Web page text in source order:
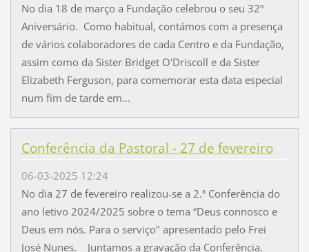
No dia 18 de março a Fundação celebrou o seu 32º
Aniversário. Como habitual, contámos com a presença
de vários colaboradores de cada Centro e da Fundação,
assim como da Sister Bridget O'Driscoll e da Sister
Elizabeth Ferguson, para comemorar esta data especial
num fim de tarde em...
Conferência da Pastoral - 27 de fevereiro
06-03-2025 12:24
No dia 27 de fevereiro realizou-se a 2.ª Conferência do
ano letivo 2024/2025 sobre o tema “Deus connosco e
Deus em nós. Para o serviço" apresentado pelo Frei
José Nunes. Juntamos a gravação da Conferência.